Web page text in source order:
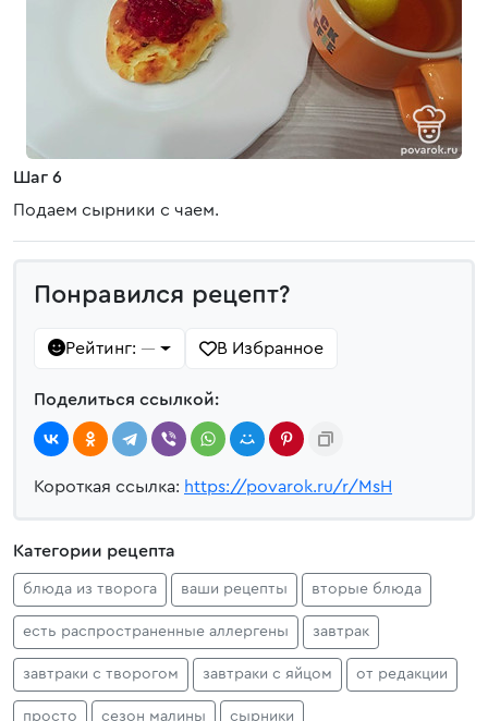
Шаг 6
Подаем сырники с чаем.
Понравился рецепт?
Рейтинг: — В Избранное
Поделиться ссылкой:
Короткая ссылка: https://povarok.ru/r/MsH
Категории рецепта
блюда из творога ваши рецепты вторые блюда
есть распространенные аллергены завтрак
завтраки с творогом завтраки с яйцом от редакции
просто сезон малины сырники